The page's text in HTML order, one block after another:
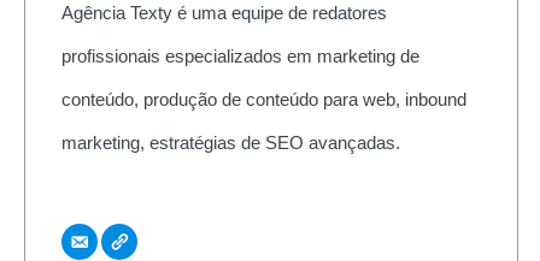
Agência Texty é uma equipe de redatores
profissionais especializados em marketing de
conteúdo, produção de conteúdo para web, inbound
marketing, estratégias de SEO avançadas.